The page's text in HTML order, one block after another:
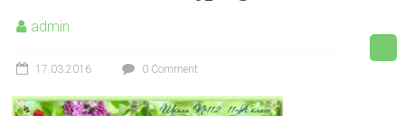
admin
17.03.2016 0 Comment